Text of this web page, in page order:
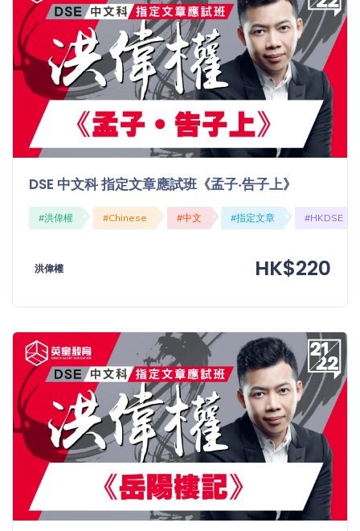
DSE 中文科 指定文章應試班《孟子‧告子上》
#洪偉權 #Chinese #中文 #指定文章 #HKDSE
洪偉權 HK$220